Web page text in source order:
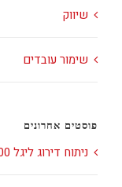
שיווק
שימור עובדים
פוסטים אחרונים
ניתוח דירוג ליגל 500 ישראל 2024